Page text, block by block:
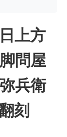
上方
問屋
兵衛
刻